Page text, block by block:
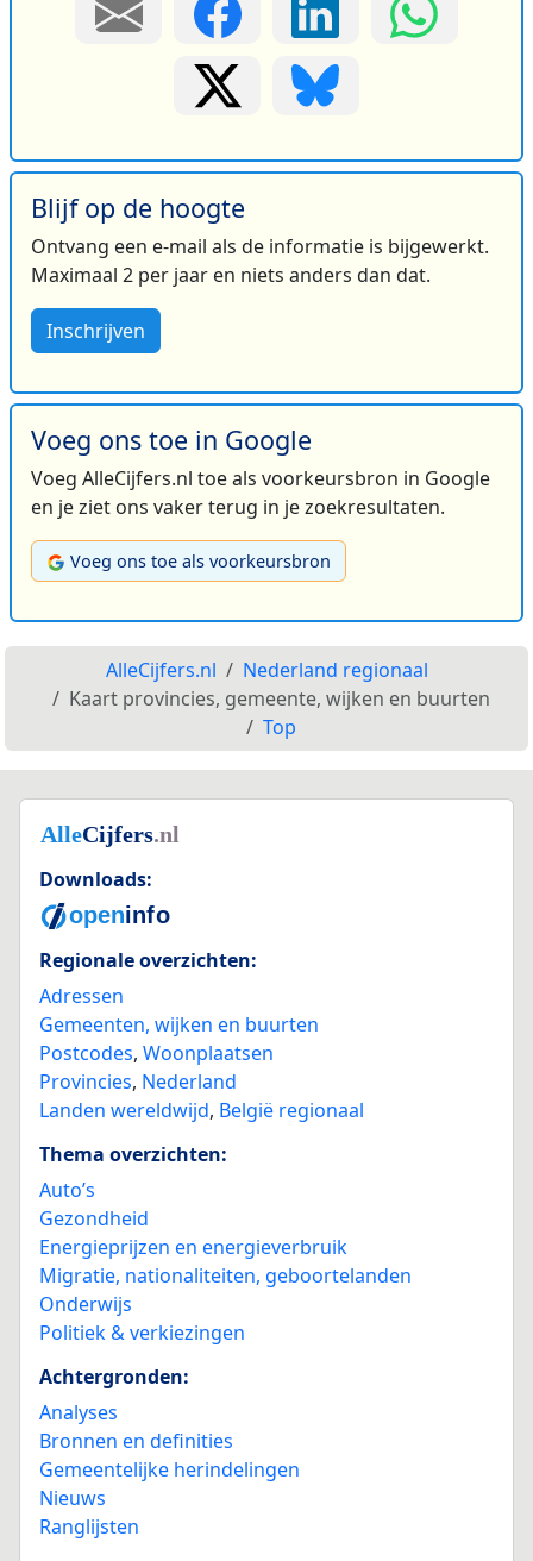
Blijf op de hoogte
Ontvang een e-mail als de informatie is bijgewerkt.
Maximaal 2 per jaar en niets anders dan dat.
Inschrijven
Voeg ons toe in Google
Voeg AlleCijfers.nl toe als voorkeursbron in Google
en je ziet ons vaker terug in je zoekresultaten.
Voeg ons toe als voorkeursbron
AlleCijfers.nl
Nederland regionaal
Kaart provincies, gemeente, wijken en buurten
Top
Downloads:
Regionale overzichten:
Adressen
Gemeenten, wijken en buurten
Postcodes, Woonplaatsen
Provincies, Nederland
Landen wereldwijd, België regionaal
Thema overzichten:
Auto’s
Gezondheid
Energieprijzen en energieverbruik
Migratie, nationaliteiten, geboortelanden
Onderwijs
Politiek & verkiezingen
Achtergronden:
Analyses
Bronnen en definities
Gemeentelijke herindelingen
Nieuws
Ranglijsten